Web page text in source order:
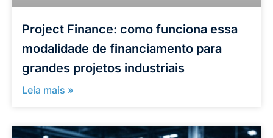
Project Finance: como funciona essa
modalidade de financiamento para
grandes projetos industriais
Leia mais »